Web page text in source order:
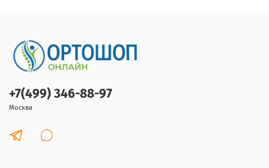
+7(499) 346-88-97
Москва